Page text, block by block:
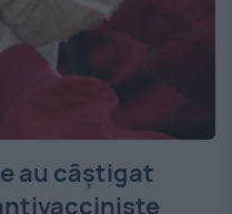
au câștigat